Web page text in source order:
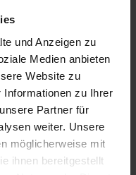
und Anzeigen zu
Medien anbieten
Website zu
Informationen zu Ihrer
Partner für
weiter. Unsere
möglicherweise mit
ihnen bereitgestellt
Mai
2026
in Deutschland
Pelletspreise-Seite